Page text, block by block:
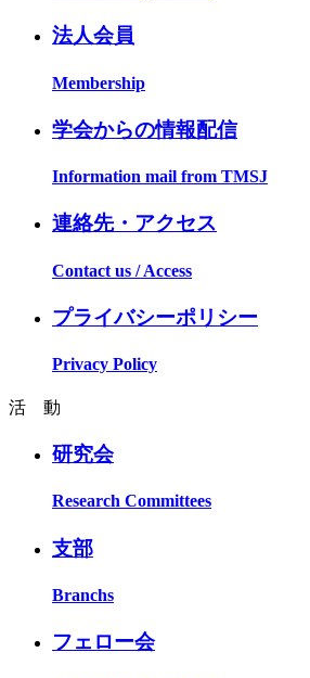
法人会員
Membership
学会からの情報配信
Information mail from TMSJ
連絡先・アクセス
Contact us / Access
プライバシーポリシー
Privacy Policy
活 動
研究会
Research Committees
支部
Branchs
フェロー会